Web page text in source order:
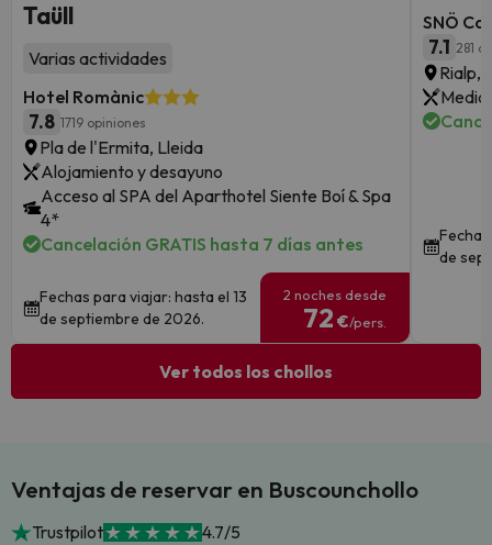
Taüll
Varias actividades
Hotel Romànic
7.8 1719 opiniones
Pla de l'Ermita, Lleida
Alojamiento y desayuno
Acceso al SPA del Aparthotel Siente Boí & Spa
4*
Cancelación GRATIS hasta 7 días antes
Fechas para viajar: hasta el 13
de septiembre de 2026.
2 noches desde
72 €/pers.
SNÖ
7.1 281
Rialp,
Media
de
Ver todos los chollos
Ventajas de reservar en Buscounchollo
Trustpilot 4.7/5